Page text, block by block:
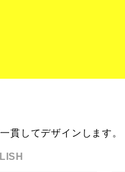
貫してデザインします。